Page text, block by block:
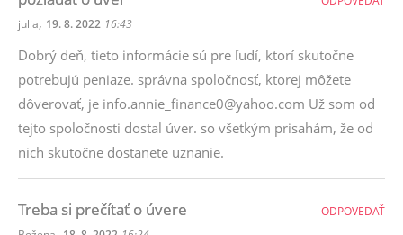
julia, 19. 8. 2022 16:43
Dobrý deň, tieto informácie sú pre ľudí, ktorí skutočne
potrebujú peniaze. správna spoločnosť, ktorej môžete
dôverovať, je info.annie_finance0@yahoo.com Už som od
tejto spoločnosti dostal úver. so všetkým prisahám, že od
nich skutočne dostanete uznanie.
Treba si prečítať o úvere ODPOVEDAŤ